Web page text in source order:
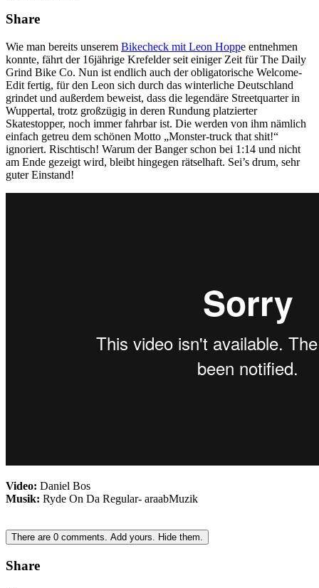
Share
Wie man bereits unserem Bikecheck mit Leon Hoppe entnehmen
konnte, fährt der 16jährige Krefelder seit einiger Zeit für The Daily
Grind Bike Co. Nun ist endlich auch der obligatorische Welcome-
Edit fertig, für den Leon sich durch das winterliche Deutschland
grindet und außerdem beweist, dass die legendäre Streetquarter in
Wuppertal, trotz großzügig in deren Rundung platzierter
Skatestopper, noch immer fahrbar ist. Die werden von ihm nämlich
einfach getreu dem schönen Motto „Monster-truck that shit!“
ignoriert. Rischtisch! Warum der Banger schon bei 1:14 und nicht
am Ende gezeigt wird, bleibt hingegen rätselhaft. Sei’s drum, sehr
guter Einstand!
Video: Daniel Bos
Musik: Ryde On Da Regular- araabMuzik
There are 0 comments. Add yours. Hide them.
Share